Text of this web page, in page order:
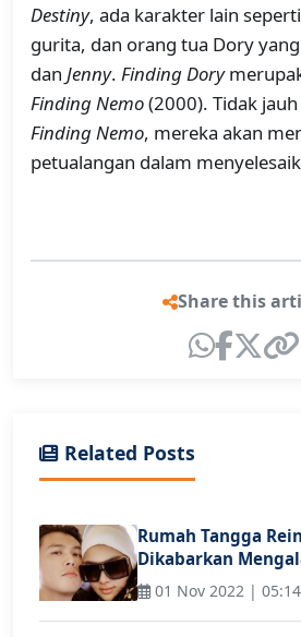
Destiny, ada karakter lain seperti
gurita, dan orang tua Dory
dan Jenny. Finding Dory
Finding Nemo(2000). Tidak
Finding Nemo, mereka akan
petualangan dalam
Share this
Related Posts
Rumah Tangga
Dikabarkan
01 Nov 2022 | 05:14